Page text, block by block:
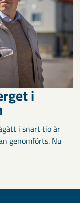
i
i snart tio år
genomförts. Nu